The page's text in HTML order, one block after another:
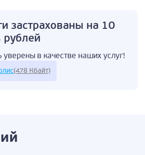
застрахованы на 10
уверены в качестве наших услуг!
(478 Кбайт)